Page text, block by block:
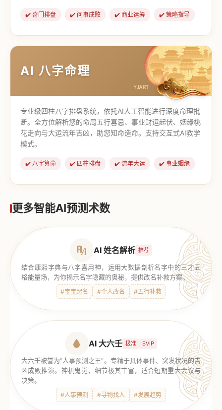
✔️ 奇门排盘 ✔️ 问事成败 ✔️ 商业运筹 ✔️ 策略指导
【道家奇门】 【传统奇门】
AI 八字命理
专业级四柱八字排盘系统，依托AI人工智能进行深度命理批
断。全方位解析您的命局五行喜忌、事业财运起伏、姻缘桃
花走向与大运流年吉凶，助您知命造命。支持交互式AI教学
模式。
✔️ 八字算命 ✔️ 四柱排盘 ✔️ 流年大运 ✔️ 事业姻缘
更多智能AI预测术数
AI 姓名解析 推荐
结合康熙字典与八字喜用神，运用大数据剖析名字中的三才五
格能量场，为你揭示名字隐藏的奥秘，提供改名补救方案。
#宝宝起名 #个人改名 #五行补救
AI 大六壬 极准 SVIP
大六壬被誉为“人事预测之王”。专精于具体事件、突发状况的吉
凶成败推演。神机鬼觉，细节极其丰富，适合短期重大会议与
决策。
#人事预测 #寻物找人 #发展趋势